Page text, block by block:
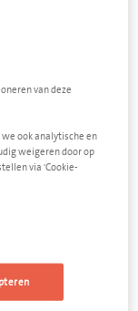
van deze
ook analytische en
weigeren door op
via 'Cookie-